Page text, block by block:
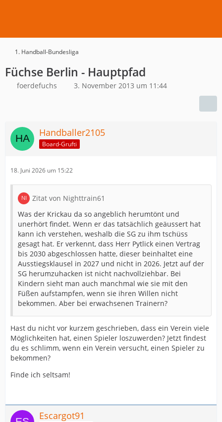
1. Handball-Bundesliga
Füchse Berlin - Hauptpfad
foerdefuchs 3. November 2013 um 11:44
Handballer2105
Board-Grufti
18. Juni 2026 um 15:22
Zitat von Nighttrain61
Was der Krickau da so angeblich herumtönt und
unerhört findet. Wenn er das tatsächlich geäussert hat
kann ich verstehen, weshalb die SG zu ihm tschüss
gesagt hat. Er verkennt, dass Herr Pytlick einen Vertrag
bis 2030 abgeschlossen hatte, dieser beinhaltet eine
Ausstiegsklausel in 2027 und nicht in 2026. Jetzt auf der
SG herumzuhacken ist nicht nachvollziehbar. Bei
Kindern sieht man auch manchmal wie sie mit den
Füßen aufstampfen, wenn sie ihren Willen nicht
bekommen. Aber bei erwachsenen Trainern?
Hast du nicht vor kurzem geschrieben, dass ein Verein viele
Möglichkeiten hat, einen Spieler loszuwerden? Jetzt findest
du es schlimm, wenn ein Verein versucht, einen Spieler zu
bekommen?
Finde ich seltsam!
Escargot91